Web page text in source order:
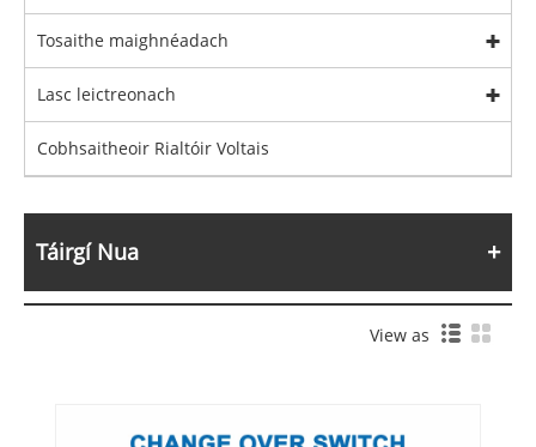
Tosaithe maighnéadach
Lasc leictreonach
Cobhsaitheoir Rialtóir Voltais
Táirgí Nua
View as